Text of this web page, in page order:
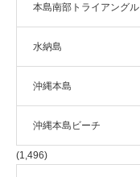
本島南部トライアングル
水納島
沖縄本島
沖縄本島ビーチ
(1,496)